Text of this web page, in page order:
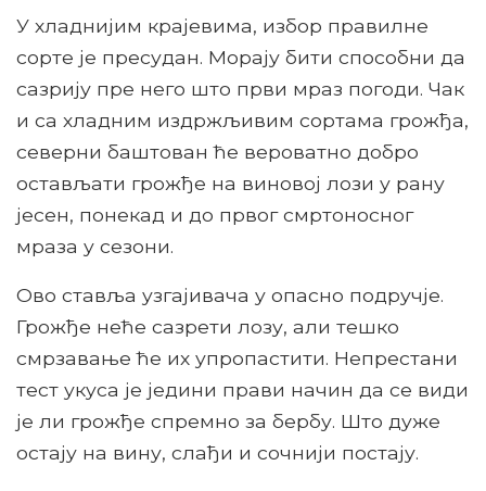
У хладнијим крајевима, избор правилне
сорте је пресудан. Морају бити способни да
сазрију пре него што први мраз погоди. Чак
и са хладним издржљивим сортама грожђа,
северни баштован ће вероватно добро
остављати грожђе на виновој лози у рану
јесен, понекад и до првог смртоносног
мраза у сезони.
Ово ставља узгајивача у опасно подручје.
Грожђе неће сазрети лозу, али тешко
смрзавање ће их упропастити. Непрестани
тест укуса је једини прави начин да се види
је ли грожђе спремно за бербу. Што дуже
остају на вину, слађи и сочнији постају.